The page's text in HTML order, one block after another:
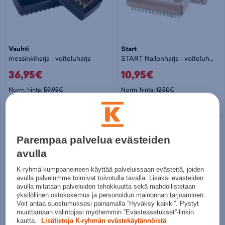
Vauhti
messinkiharja - voiteluharja
36,95€
Norm. hinta:59,95€
30pv alin hinta: 36,95€
Start
START Nailonharja - voiteluharja
10,95€
Norm. hinta:12,50€
Parempaa palvelua evästeiden
avulla
K-ryhmä kumppaneineen käyttää palveluissaan evästeitä, joiden
avulla palvelumme toimivat toivotulla tavalla. Lisäksi evästeiden
avulla mitataan palveluiden tehokkuutta sekä mahdollistetaan
yksilöllinen ostokokemus ja personoidun mainonnan tarjoaminen.
Voit antaa suostumuksesi painamalla ”Hyväksy kaikki”. Pystyt
muuttamaan valintojasi myöhemmin ”Evästeasetukset”-linkin
kautta.
Lisätietoja K-ryhmän evästekäytännöistä